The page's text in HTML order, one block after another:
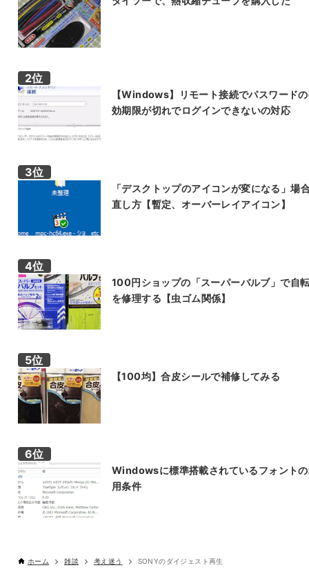
【Windows】リモート接続でパスワード
効期限が切れでログインできないの対応
「デスクトップのアイコンが変になる」場
直し方【暫定、オーバーレイアイコン】
100円ショップの「スーパーバルブ」で自
を修理する【虫ゴム関係】
【100均】合皮シールで補修してみる
Windowsに標準搭載されているフォント
用条件
ホーム 雑談 考え迷う SONYのダイジェスト再生